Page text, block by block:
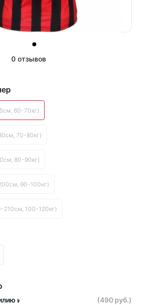
0 отзывов
60-70кг)
70-80кг)
80-90кг)
90-100кг)
210см, 100-120кг)
и номер (490 руб.)